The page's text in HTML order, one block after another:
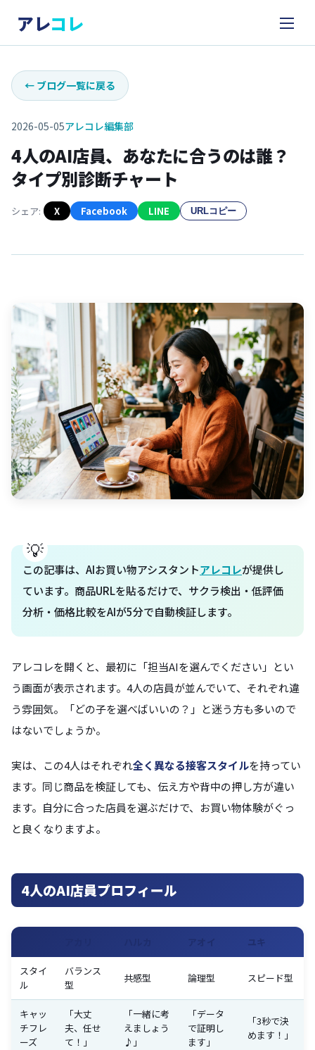
アレコレ
← ブログ一覧に戻る
2026-05-05アレコレ編集部
4人のAI店員、あなたに合うのは誰？
タイプ別診断チャート
シェア: X Facebook LINE URLコピー
この記事は、AIお買い物アシスタントアレコレが提供し
ています。商品URLを貼るだけで、サクラ検出・低評価
分析・価格比較をAIが5分で自動検証します。
アレコレを開くと、最初に「担当AIを選んでください」とい
う画面が表示されます。4人の店員が並んでいて、それぞれ違
う雰囲気。「どの子を選べばいいの？」と迷う方も多いので
はないでしょうか。
実は、この4人はそれぞれ全く異なる接客スタイルを持ってい
ます。同じ商品を検証しても、伝え方や背中の押し方が違い
ます。自分に合った店員を選ぶだけで、お買い物体験がぐっ
と良くなりますよ。
4人のAI店員プロフィール
アオイ ユキ
スタイ
ル
バランス
型
共感型 論理型 スピード型
キャッ
チフレ
ーズ
「大丈
夫、任せ
て！」
「一緒に考
えましょう
♪」
「データ
で証明し
ます」
「3秒で決
めます！」